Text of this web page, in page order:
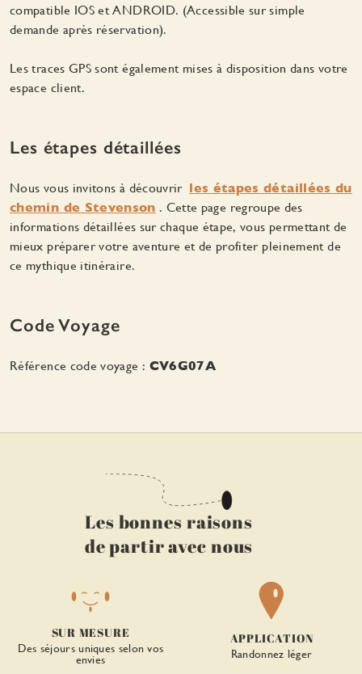
compatible IOS et ANDROID. (Accessible sur simple
demande après réservation).
Les traces GPS sont également mises à disposition dans votre
espace client.
Les étapes détaillées
Nous vous invitons à découvrir les étapes détaillées du
chemin de Stevenson . Cette page regroupe des
informations détaillées sur chaque étape, vous permettant de
mieux préparer votre aventure et de profiter pleinement de
ce mythique itinéraire.
Code Voyage
Référence code voyage : CV6G07A
Les bonnes raisons
de partir avec nous
SUR MESURE
Des séjours uniques selon vos
envies
APPLICATION
Randonnez léger